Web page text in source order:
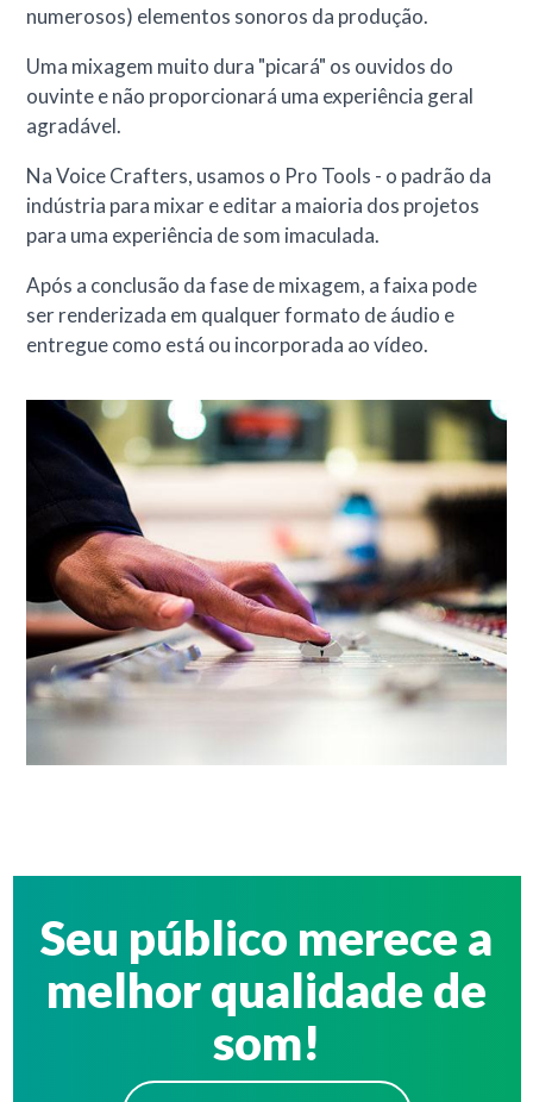
numerosos) elementos sonoros da produção.
Uma mixagem muito dura "picará" os ouvidos do
ouvinte e não proporcionará uma experiência geral
agradável.
Na Voice Crafters, usamos o Pro Tools - o padrão da
indústria para mixar e editar a maioria dos projetos
para uma experiência de som imaculada.
Após a conclusão da fase de mixagem, a faixa pode
ser renderizada em qualquer formato de áudio e
entregue como está ou incorporada ao vídeo.
Seu público merece a
melhor qualidade de
som!